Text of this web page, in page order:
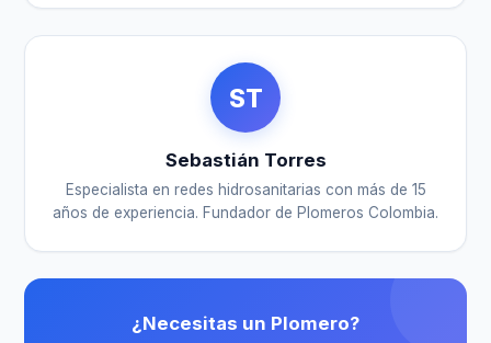
ST
Sebastián Torres
Especialista en redes hidrosanitarias con más de 15
años de experiencia. Fundador de Plomeros Colombia.
¿Necesitas un Plomero?